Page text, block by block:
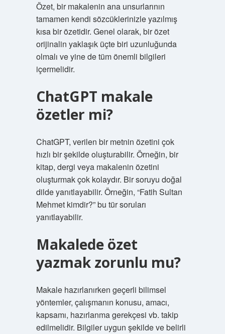
Özet, bir makalenin ana unsurlarının
tamamen kendi sözcüklerinizle yazılmış
kısa bir özetidir. Genel olarak, bir özet
orijinalin yaklaşık üçte biri uzunluğunda
olmalı ve yine de tüm önemli bilgileri
içermelidir.
ChatGPT makale
özetler mi?
ChatGPT, verilen bir metnin özetini çok
hızlı bir şekilde oluşturabilir. Örneğin, bir
kitap, dergi veya makalenin özetini
oluşturmak çok kolaydır. Bir soruyu doğal
dilde yanıtlayabilir. Örneğin, “Fatih Sultan
Mehmet kimdir?” bu tür soruları
yanıtlayabilir.
Makalede özet
yazmak zorunlu mu?
Makale hazırlanırken geçerli bilimsel
yöntemler, çalışmanın konusu, amacı,
kapsamı, hazırlanma gerekçesi vb. takip
edilmelidir. Bilgiler uygun şekilde ve belirli